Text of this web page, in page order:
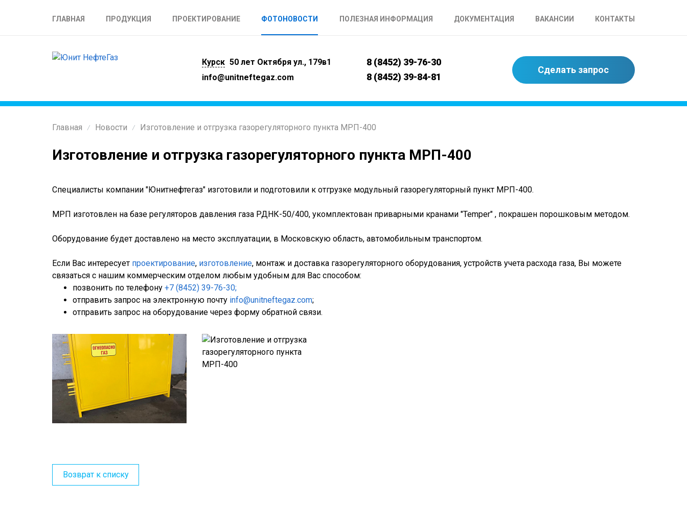
ГЛАВНАЯ ПРОДУКЦИЯ ПРОЕКТИРОВАНИЕ ФОТОНОВОСТИ ПОЛЕЗНАЯ ИНФОРМАЦИЯ ДОКУМЕНТАЦИЯ ВАКАНСИИ КОНТАКТЫ
Курск 50 лет Октября ул., 179в1
info@unitneftegaz.com
8 (8452) 39-76-30
8 (8452) 39-84-81
Сделать запрос
Главная / Новости / Изготовление и отгрузка газорегуляторного пункта МРП-400
Изготовление и отгрузка газорегуляторного пункта МРП-400
Специалисты компании "Юнитнефтегаз" изготовили и подготовили к отгрузке модульный газорегуляторный пункт МРП-400.
МРП изготовлен на базе регуляторов давления газа РДНК-50/400, укомплектован приварными кранами "Temper" , покрашен порошковым методом.
Оборудование будет доставлено на место эксплуатации, в Московскую область, автомобильным транспортом.
Если Вас интересует проектирование, изготовление, монтаж и доставка газорегуляторного оборудования, устройств учета расхода газа, Вы можете
связаться с нашим коммерческим отделом любым удобным для Вас способом:
позвонить по телефону +7 (8452) 39-76-30;
отправить запрос на электронную почту info@unitneftegaz.com;
отправить запрос на оборудование через форму обратной связи.
Возврат к списку